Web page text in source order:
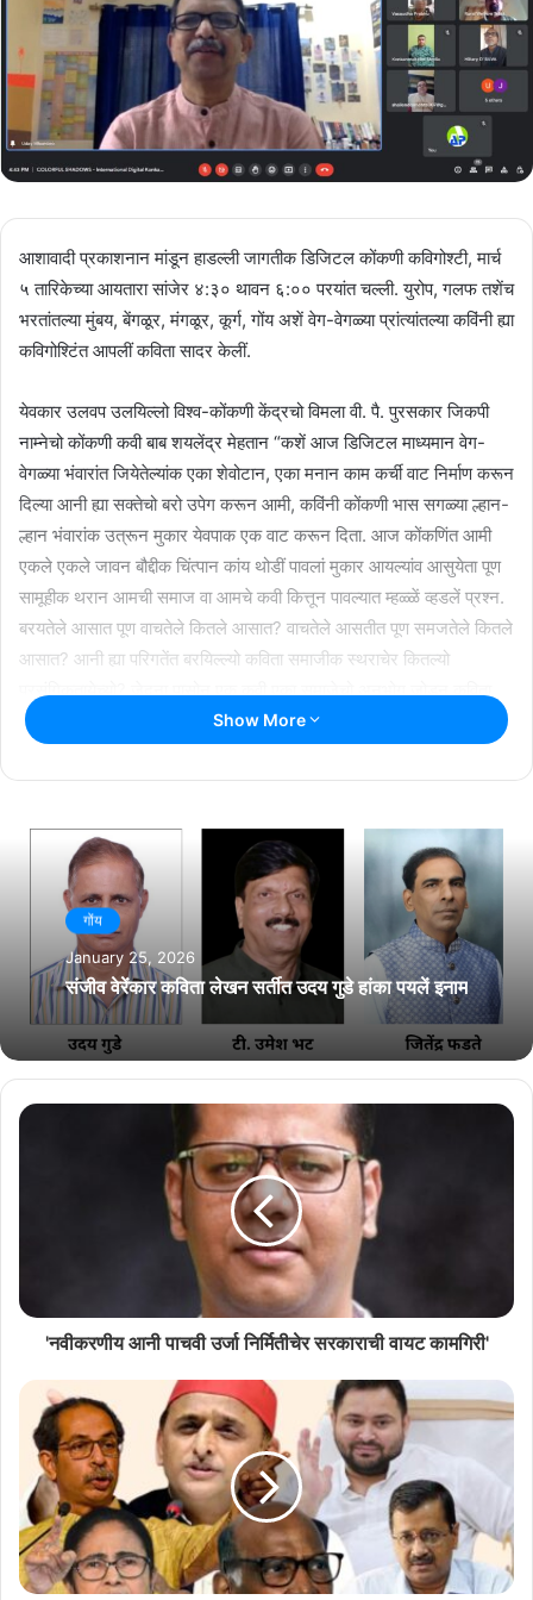
आशावादी प्रकाशनान मांडून हाड‌ल्ली जागतीक डिजिटल कोंकणी कविगोश्टी, मार्च
५ तारिकेच्या आयतारा सांजेर ४:३० थावन ६:०० परयांत चल्ली. युरोप, गलफ तशेंच
भरतांतल्या मुंबय, बेंगळूर, मंगळूर, कूर्ग, गोंय अशें वेग-वेगळ्या प्रांत्यांतल्या कविंनी ह्या
कविगोश्टिंत आपलीं कविता सादर केलीं.
येवकार उलवप उलयिल्लो विश्व-कोंकणी केंद्रचो विमला वी. पै. पुरसकार जिकपी
नाम्नेचो कोंकणी कवी बाब शयलेंद्र मेहतान “कशें आज डिजिटल माध्यमान वेग-
वेगळ्या भंवारांत जियेतेल्यांक एका शेवोटान, एका मनान काम कर्ची वाट निर्माण करून
दिल्या आनी ह्या सक्तेचो बरो उपेग करून आमी, कविंनी कोंकणी भास सगळ्या ल्हान-
ल्हान भंवारांक उत्रून मुकार येवपाक एक वाट करून दिता. आज कोंकणिंत आमी
एकले एकले जावन बौद्दीक चिंत्पान कांय थोडीं पावलां मुकार आयल्यांव आसुयेता पूण
सामूहीक थरान आमची समाज वा आमचे कवी कित्तून पावल्यात म्हळ्ळें व्हडलें प्रश्न.
बरयतेले आसात पूण वाचतेले कितले आसात? वाचतेले आसतीत पूण समजतेले कितले
आसात? आनी ह्या परिगतेंत बरयिल्ल्यो कविता समाजीक स्थराचेर कितल्यो
प्रसंगिकतायेच्यो? जेदना पासोन एक कवी एका समाजेचो अनभोग जोडून कविता
बरयना तेदोळ पासोन त्या कवितेक कांय मोल ना” म्हणालो तशेंच विश्व-कोंकणी
करून कविगोश्टी चलवन व्हरुंक मागलें.
’रात नशेची’ कवितेंत कविगोश्टिची सुरवात केल्ल्या बाब उदय म्हांबरोन “आमी कोंकणी
भाशेची ग्रेसत‌काय समजुंचें व्हड मन दाकयलें तर, आमकां कोंकणी भाशीक, जांव तो
खंच्याय वठारांत आसूं, पूण आमचोच भाव-भयण अशें भग्ता. देकून गोंयांत आसूं,
कर्नाटकांत आसूं, केरळांत आसूं वा मुंबयांत आसूं, कोंकणी भाशीक आमचेच आनी हें
चिंतप मात्र आमकां मुकार वरुंक सक्ता” म्हणालो.
Related Articles
कोच्चींत कोंकणी कवि संगम “पराभव – आषाढ” घडेयलें
August 9, 2026
राश्ट्रीय नाट्य महोत्सवात सादर जातलें ‘देश राग’
July 13, 2026
Show More
गोंय
January 25, 2026
संजीव वेरेंकार कविता लेखन सर्तीत उदय गुडे हांका पयलें इनाम
'नवीकरणीय आनी पाचवी उर्जा निर्मितीचेर सरकाराची वायट कामगिरी'